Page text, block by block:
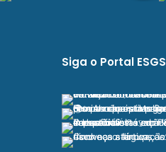
Siga o Portal ESGS